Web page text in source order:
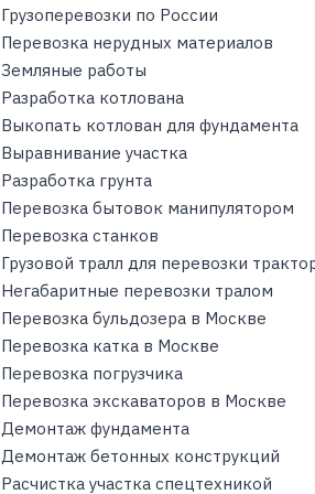
Грузоперевозки по России
Перевозка нерудных материалов
Земляные работы
Разработка котлована
Выкопать котлован для фундамента
Выравнивание участка
Разработка грунта
Перевозка бытовок манипулятором
Перевозка станков
Грузовой тралл для перевозки
Негабаритные перевозки тралом
Перевозка бульдозера в Москве
Перевозка катка в Москве
Перевозка погрузчика
Перевозка экскаваторов в Москве
Демонтаж фундамента
Демонтаж бетонных конструкций
Расчистка участка спецтехникой